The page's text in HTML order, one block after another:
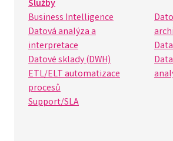
Služby
Business Intelligence
Datová analýza a
interpretace
Datové sklady (DWH)
ETL/ELT automatizace
procesů
Support/SLA